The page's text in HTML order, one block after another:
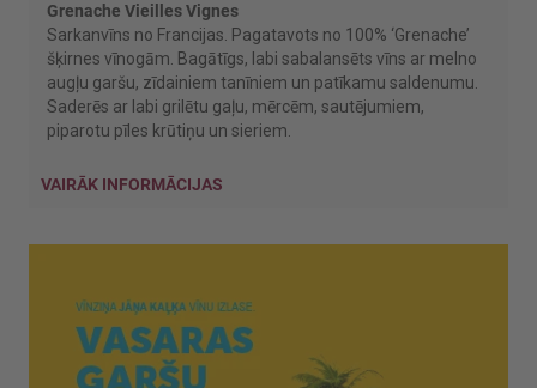
Grenache Vieilles Vignes
Sarkanvīns no Francijas. Pagatavots no 100% ‘Grenache’
šķirnes vīnogām. Bagātīgs, labi sabalansēts vīns ar melno
augļu garšu, zīdainiem tanīniem un patīkamu saldenumu.
Saderēs ar labi grilētu gaļu, mērcēm, sautējumiem,
piparotu pīles krūtiņu un sieriem.
VAIRĀK INFORMĀCIJAS